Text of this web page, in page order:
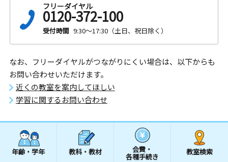
フリーダイヤル
0120-372-100
受付時間 9:30～17:30（土日、祝日除く）
なお、フリーダイヤルがつながりにくい場合は、以下からも
お問い合わせいただけます。
近くの教室を案内してほしい
学習に関するお問い合わせ
年齢・学年 教科・教材 会費・
各種手続き
教室検索